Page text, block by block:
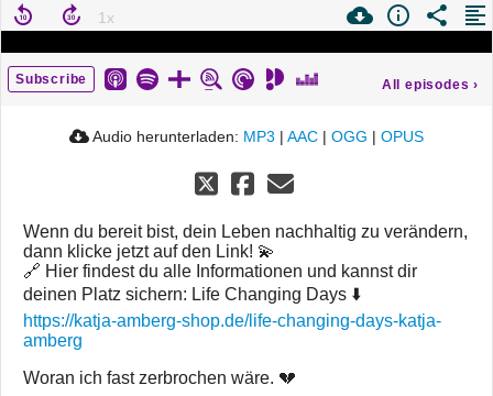
Subscribe All episodes ›
Audio herunterladen: MP3 | AAC | OGG | OPUS
Wenn du bereit bist, dein Leben nachhaltig zu verändern,
dann klicke jetzt auf den Link! 💫
🔗 Hier findest du alle Informationen und kannst dir
deinen Platz sichern: Life Changing Days ⬇️
https://katja-amberg-shop.de/life-changing-days-katja-
amberg
Woran ich fast zerbrochen wäre. 💔